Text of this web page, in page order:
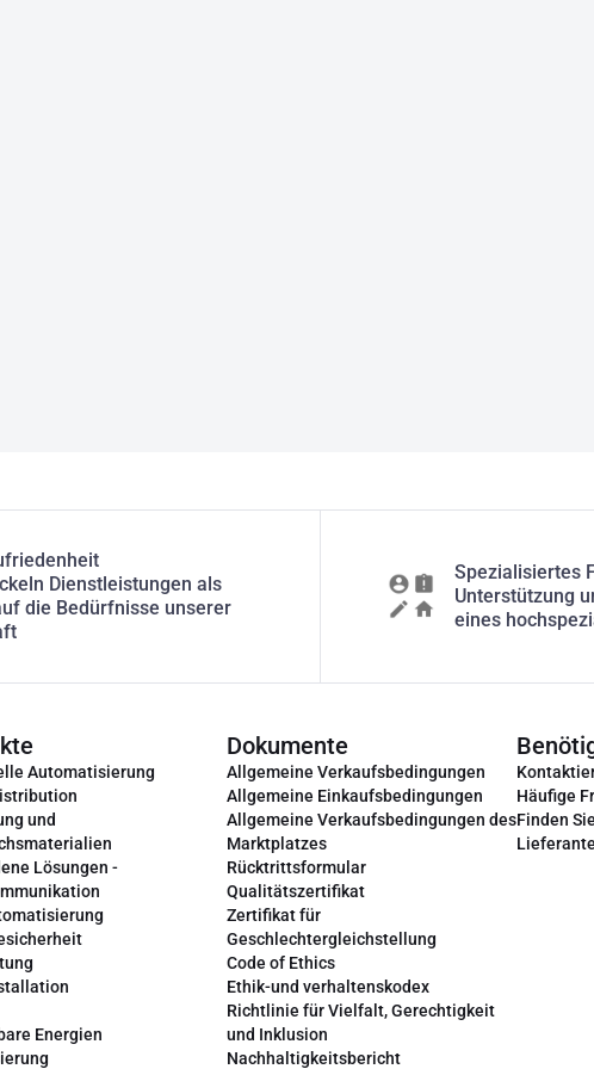
Dienstleistungen als
die Bedürfnisse unserer
Spezialisiertes
Unterstützung
eines
Automatisierung
und
Lösungen -
Energien
Dokumente
Allgemeine Verkaufsbedingungen
Allgemeine Einkaufsbedingungen
Allgemeine Verkaufsbedingungen des
Marktplatzes
Rücktrittsformular
Qualitätszertifikat
Zertifikat für
Geschlechtergleichstellung
Code of Ethics
Ethik-und verhaltenskodex
Richtlinie für Vielfalt, Gerechtigkeit
und Inklusion
Nachhaltigkeitsbericht
Häufige
Finden